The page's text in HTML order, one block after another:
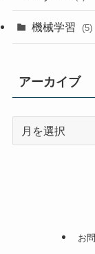
機械学習 (5)
アーカイブ
お